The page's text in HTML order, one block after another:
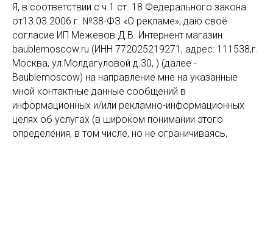
Я, в соответствии с ч.1 ст. 18 Федерального закона
от13.03.2006 г. №38-ФЗ «О рекламе», даю своё
согласие ИП Межевов Д.В. Интернент магазин
baublemoscow.ru (ИНН 772025219271, адрес: 111538,г.
Москва, ул.Молдагуловой д.30, ) (далее -
Baublemoscow) на направление мне на указанные
мной контактные данные сообщений в
информационных и/или рекламно-информационных
целях об услугах (в широком понимании этого
определения, в том числе, но не ограничиваясь,